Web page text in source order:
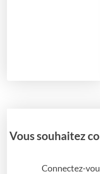
Vous souhaitez
Connectez-